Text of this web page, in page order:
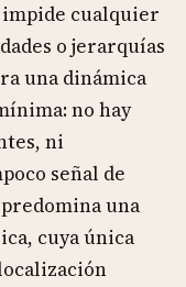
impide cualquier
o jerarquías
una dinámica
no hay
ni
señal de
una
cuya única